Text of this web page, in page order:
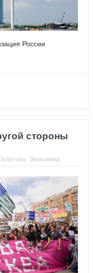
России
стороны
, Экономика